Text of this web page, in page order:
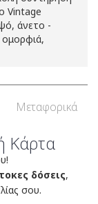
Vintage
άνετο -
Μεταφορικά
Κάρτα
δόσεις,
σου.